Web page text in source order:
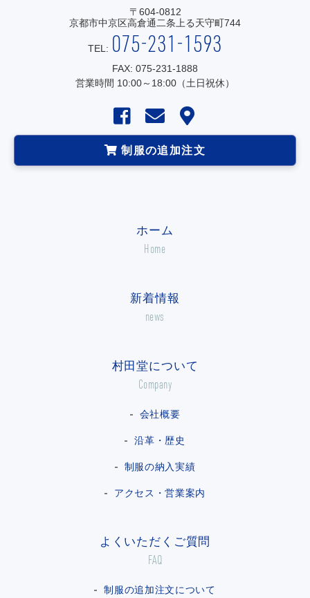
〒604-0812
京都市中京区高倉通二条上る天守町744
TEL: 075-231-1593
FAX: 075-231-1888
営業時間 10:00～18:00（土日祝休）
制服の追加注文
ホーム
Home
新着情報
news
村田堂について
Company
会社概要
沿革・歴史
制服の納入実績
アクセス・営業案内
よくいただくご質問
FAQ
制服の追加注文について